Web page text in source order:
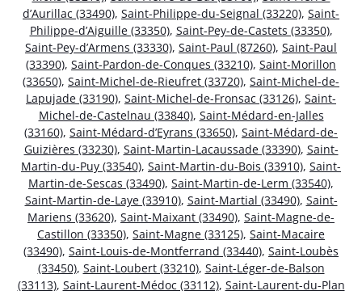
d’Aurillac (33490), Saint-Philippe-du-Seignal (33220), Saint-
Philippe-d’Aiguille (33350), Saint-Pey-de-Castets (33350),
Saint-Pey-d’Armens (33330), Saint-Paul (87260), Saint-Paul
(33390), Saint-Pardon-de-Conques (33210), Saint-Morillon
(33650), Saint-Michel-de-Rieufret (33720), Saint-Michel-de-
Lapujade (33190), Saint-Michel-de-Fronsac (33126), Saint-
Michel-de-Castelnau (33840), Saint-Médard-en-Jalles
(33160), Saint-Médard-d’Eyrans (33650), Saint-Médard-de-
Guizières (33230), Saint-Martin-Lacaussade (33390), Saint-
Martin-du-Puy (33540), Saint-Martin-du-Bois (33910), Saint-
Martin-de-Sescas (33490), Saint-Martin-de-Lerm (33540),
Saint-Martin-de-Laye (33910), Saint-Martial (33490), Saint-
Mariens (33620), Saint-Maixant (33490), Saint-Magne-de-
Castillon (33350), Saint-Magne (33125), Saint-Macaire
(33490), Saint-Louis-de-Montferrand (33440), Saint-Loubès
(33450), Saint-Loubert (33210), Saint-Léger-de-Balson
(33113), Saint-Laurent-Médoc (33112), Saint-Laurent-du-Plan